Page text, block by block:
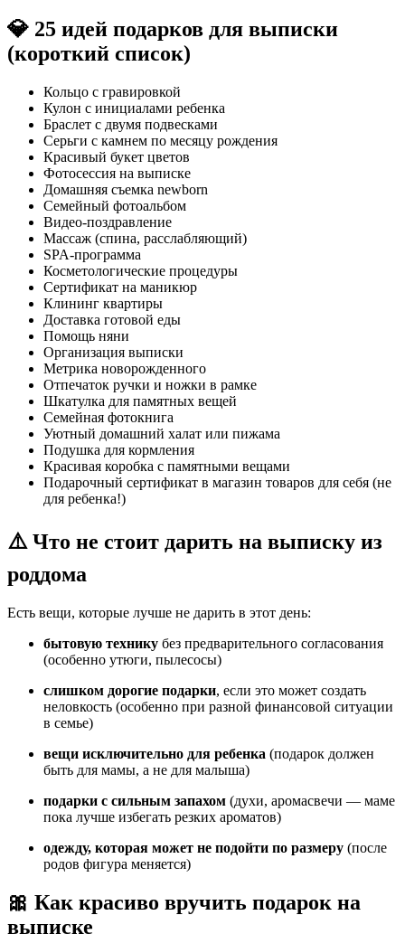
💎 25 идей подарков для выписки
(короткий список)
Кольцо с гравировкой
Кулон с инициалами ребенка
Браслет с двумя подвесками
Серьги с камнем по месяцу рождения
Красивый букет цветов
Фотосессия на выписке
Домашняя съемка newborn
Семейный фотоальбом
Видео-поздравление
Массаж (спина, расслабляющий)
SPA-программа
Косметологические процедуры
Сертификат на маникюр
Клининг квартиры
Доставка готовой еды
Помощь няни
Организация выписки
Метрика новорожденного
Отпечаток ручки и ножки в рамке
Шкатулка для памятных вещей
Семейная фотокнига
Уютный домашний халат или пижама
Подушка для кормления
Красивая коробка с памятными вещами
Подарочный сертификат в магазин товаров для себя (не
для ребенка!)
⚠️ Что не стоит дарить на выписку из
роддома
Есть вещи, которые лучше не дарить в этот день:
бытовую технику без предварительного согласования
(особенно утюги, пылесосы)
слишком дорогие подарки, если это может создать
неловкость (особенно при разной финансовой ситуации
в семье)
вещи исключительно для ребенка (подарок должен
быть для мамы, а не для малыша)
подарки с сильным запахом (духи, аромасвечи — маме
пока лучше избегать резких ароматов)
одежду, которая может не подойти по размеру (после
родов фигура меняется)
🎀 Как красиво вручить подарок на
выписке